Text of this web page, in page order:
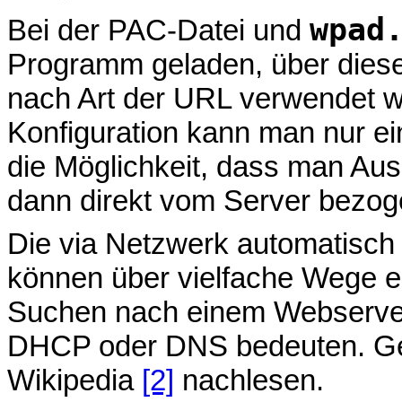
Bei der PAC-Datei und
Programm geladen, über
nach Art der URL verwendet
Konfiguration kann man nur
die Möglichkeit, dass man
dann direkt vom Server
Die via Netzwerk
können über vielfache Wege
Suchen nach einem
DHCP oder DNS bedeuten.
Wikipedia [2] nachlesen.